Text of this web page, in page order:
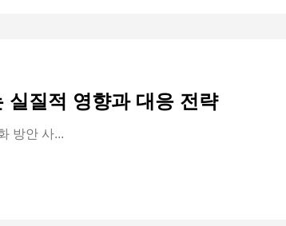
실질적 영향과 대응 전략
방안 사...